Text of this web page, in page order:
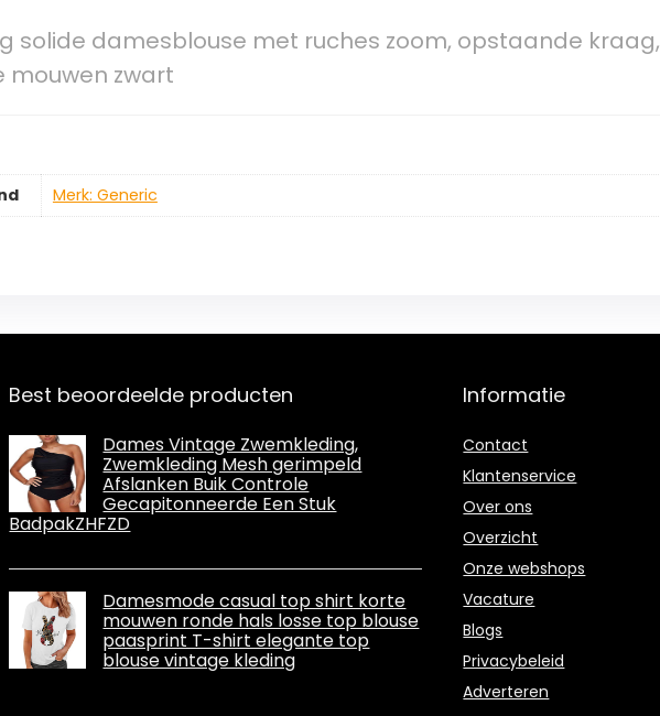
solide damesblouse met ruches zoom, opstaande kraag,
zwart
Merk: Generic
Best beoordeelde producten
Dames Vintage Zwemkleding,
Zwemkleding Mesh gerimpeld
Afslanken Buik Controle
Gecapitonneerde Een Stuk
BadpakZHFZD
Damesmode casual top shirt korte
mouwen ronde hals losse top blouse
paasprint T-shirt elegante top
blouse vintage kleding
Informatie
Contact
Klantenservice
Over ons
Overzicht
Onze webshops
Vacature
Blogs
Privacybeleid
Adverteren